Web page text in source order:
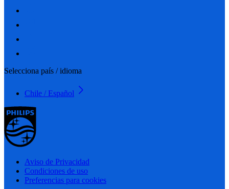
Selecciona país / idioma
Chile / Español
Aviso de Privacidad
Condiciones de uso
Preferencias para cookies